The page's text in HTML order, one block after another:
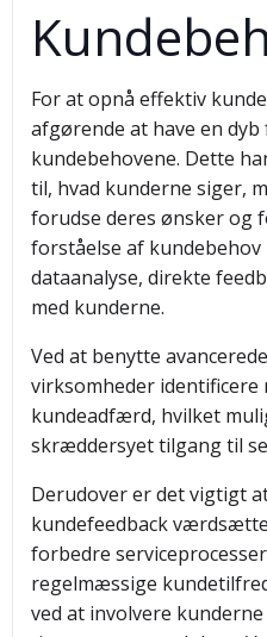
For at opnå effektiv
afgørende at have en
kundebehovene. Dette
til, hvad kunderne siger,
forudse deres ønsker og
forståelse af
dataanalyse, direkte
med kunderne.
Ved at benytte
virksomheder
kundeadfærd, hvilket
skræddersyet tilgang til
Derudover er det vigtigt
kundefeedback
forbedre
regelmæssige
ved at involvere